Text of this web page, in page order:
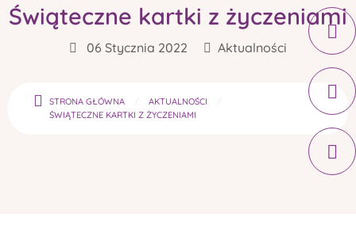
Świąteczne kartki z życzeniami
06 Stycznia 2022 Aktualności
STRONA GŁÓWNA
AKTUALNOŚCI
ŚWIĄTECZNE KARTKI Z ŻYCZENIAMI